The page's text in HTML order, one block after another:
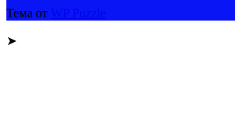
Тема от
➤